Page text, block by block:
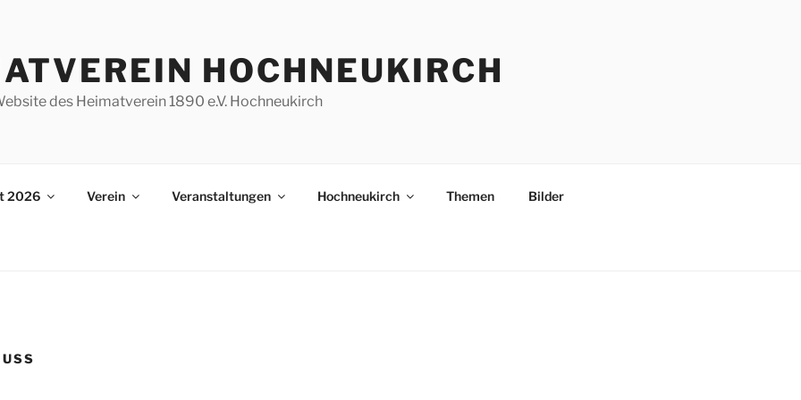
HOCHNEUKIRCH
des Heimatverein 1890 e.V. Hochneukirch
2026 Verein Veranstaltungen Hochneukirch Themen Bilder